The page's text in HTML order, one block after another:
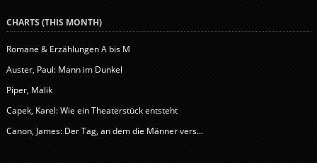
CHARTS (THIS MONTH)
Romane & Erzählungen A bis M
Auster, Paul: Mann im Dunkel
Piper, Malik
Capek, Karel: Wie ein Theaterstück entsteht
Canon, James: Der Tag, an dem die Männer vers...